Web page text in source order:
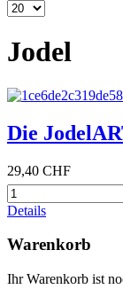
Jodel
Die
29,40 CHF
Details
Warenkorb
Ihr Warenkorb ist